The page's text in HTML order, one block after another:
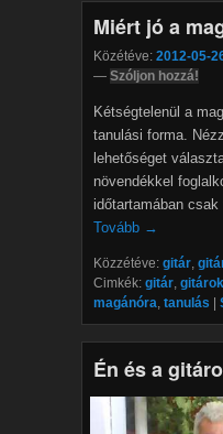
Miért jó a
Közétéve: 2012-05-
— Szóljon hozzá!
Kétségtelenül a
tanulási forma.
lehetőséget
növendékkel
időtartamában
Tovább →
Közzétéve: gitár
Cimkék: gitár
magánóra tanulás |
Én és a